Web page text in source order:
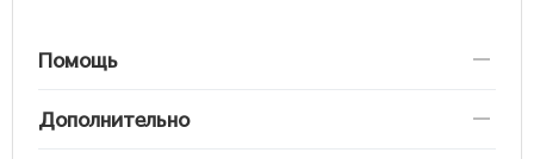
Помощь
Дополнительно